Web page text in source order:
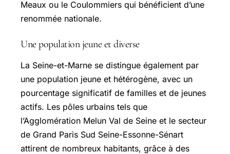
Meaux ou le Coulommiers qui bénéficient d’une
renommée nationale.
Une population jeune et diverse
La Seine-et-Marne se distingue également par
une population jeune et hétérogène, avec un
pourcentage significatif de familles et de jeunes
actifs. Les pôles urbains tels que
l’Agglomération Melun Val de Seine et le secteur
de Grand Paris Sud Seine-Essonne-Sénart
attirent de nombreux habitants, grâce à des